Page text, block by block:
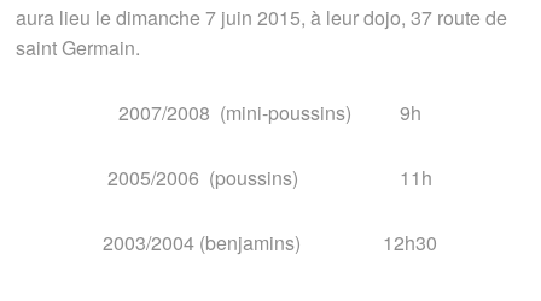
aura lieu le dimanche 7 juin 2015, à leur dojo, 37 route de
saint Germain.
2007/2008 (mini-poussins) 9h
2005/2006 (poussins) 11h
2003/2004 (benjamins) 12h30